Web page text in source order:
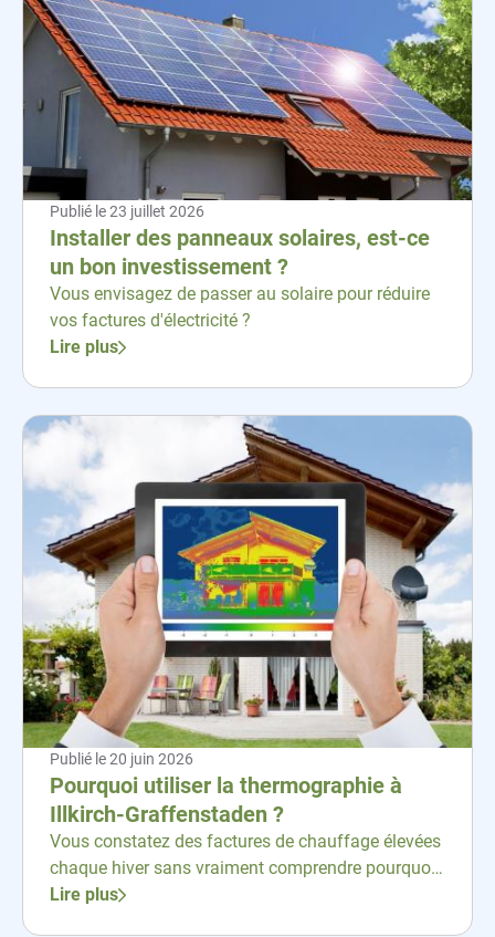
Publié le23 juillet 2026
Installer des panneaux solaires, est-ce
un bon investissement ?
Vous envisagez de passer au solaire pour réduire
vos factures d'électricité ?
Lire plus
Publié le20 juin 2026
Pourquoi utiliser la thermographie à
Illkirch-Graffenstaden ?
Vous constatez des factures de chauffage élevées
chaque hiver sans vraiment comprendre pourquoi
?
Lire plus